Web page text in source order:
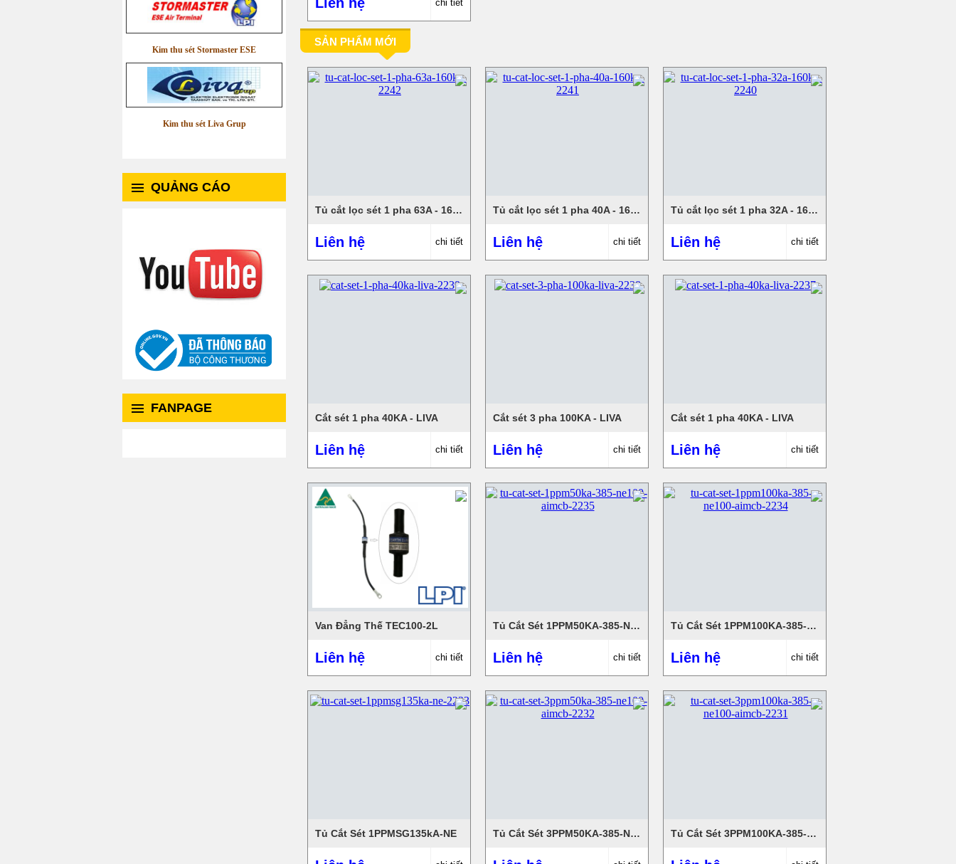
Kim thu sét Stormaster ESE
Kim thu sét Liva Grup
QUẢNG CÁO
FANPAGE
chi tiết
SẢN PHẨM MỚI
Tủ cắt lọc sét 1 pha 63A - 160KA
Liên hệ chi tiết
Tủ cắt lọc sét 1 pha 40A - 160KA
Liên hệ chi tiết
Tủ cắt lọc sét 1 pha 32A - 160KA
Liên hệ chi tiết
Cắt sét 1 pha 40KA - LIVA
Liên hệ chi tiết
Cắt sét 3 pha 100KA - LIVA
Liên hệ chi tiết
Cắt sét 1 pha 40KA - LIVA
Liên hệ chi tiết
Van Đẳng Thế TEC100-2L
Liên hệ chi tiết
Tủ Cắt Sét 1PPM50KA-385-NE100-AIMCB
Liên hệ chi tiết
Tủ Cắt Sét 1PPM100KA-385-NE100-AIMCB
Liên hệ chi tiết
Tủ Cắt Sét 1PPMSG135kA-NE Tủ Cắt Sét 3PPM50KA-385-NE100-AIMCB Tủ Cắt Sét 3PPM100KA-385-NE100-AIMCB